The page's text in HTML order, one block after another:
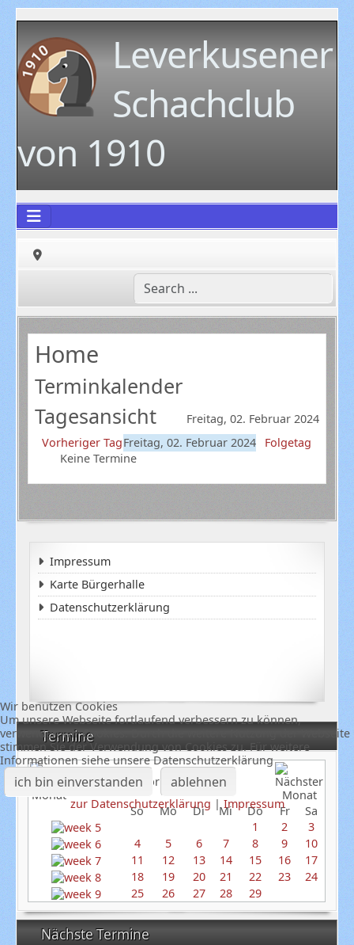
Leverkusener
Schachclub
von 1910
Termine
Februar 2024
So
Mo Di Mi Do Fr
Sa
1
2
3
4
5 6 7 8 9
10
11
12 13 14 15 16
17
18
19 20 21 22 23
24
25
26 27 28 29
Nächste Termine
Home
Terminkalender
Tagesansicht
Freitag, 02. Februar 2024
Vorheriger TagFreitag, 02. Februar 2024
Folgetag
Keine Termine
Impressum
Karte Bürgerhalle
Datenschutzerklärung
Wir benutzen Cookies
Um unsere Webseite fortlaufend verbessern zu können,
verwenden wir Cookies. Durch die weitere Nutzung der Webseite
stimmen Sie der Verwendung von Cookies zu. Für weitere
Informationen siehe unsere Datenschutzerklärung
ich bin einverstanden ablehnen
zur Datenschutzerklärung |Impressum